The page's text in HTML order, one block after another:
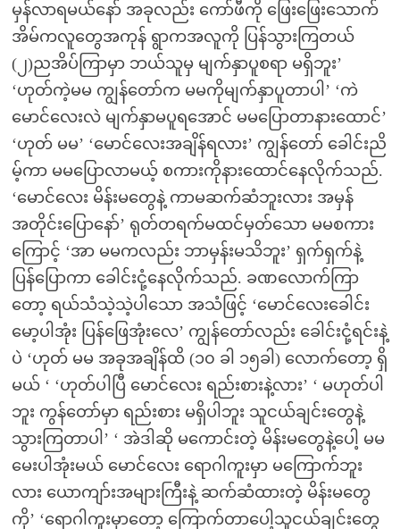
မှန်လာရမယ်နော် အခုလည်း ကော်ဖီကို ဖြေးဖြေးသောက်
အိမ်ကလူတွေအကုန် ရွာကအလူကို ပြန်သွားကြတယ်
(၂)ညအိပ်ကြာမှာ ဘယ်သူမှ မျက်နှာပူစရာ မရှိဘူး’
‘ဟုတ်ကဲ့မမ ကျွန်တော်က မမကိုမျက်နှာပူတာပါ’ ‘ကဲ
မောင်လေးလဲ မျက်နှာမပူရအောင် မမပြောတာနားထောင်’
‘ဟုတ် မမ’ ‘မောင်လေးအချိန်ရလား’ ကျွန်တော် ခေါင်းညိ
မ့်ကာ မမပြောလာမယ့် စကားကိုနားထောင်နေလိုက်သည်.
‘မောင်လေး မိန်းမတွေနဲ့ ကာမဆက်ဆံဘူးလား အမှန်
အတိုင်းပြောနော်’ ရုတ်တရက်မထင်မှတ်သော မမစကား
ကြောင့် ‘အာ မမကလည်း ဘာမှန်းမသိဘူး’ ရှက်ရှက်နဲ့
ပြန်ပြောကာ ခေါင်းငုံ့နေလိုက်သည်. ခဏလောက်ကြာ
တော့ ရယ်သံသဲ့သဲ့ပါသော အသံဖြင့် ‘မောင်လေးခေါင်း
မော့ပါအုံး ပြန်ဖြေအုံးလေ’ ကျွန်တော်လည်း ခေါင်းငုံ့ရင်းနဲ့
ပဲ ‘ဟုတ် မမ အခုအချိန်ထိ (၁၀ ခါ ၁၅ခါ) လောက်တော့ ရှိ
မယ် ‘ ‘ဟုတ်ပါပြီ မောင်လေး ရည်းစားနဲ့လား’ ‘ မဟုတ်ပါ
ဘူး ကွန်တော်မှာ ရည်းစား မရှိပါဘူး သူငယ်ချင်းတွေနဲ့
သွားကြတာပါ’ ‘ အဲဒါဆို မကောင်းတဲ့ မိန်းမတွေနဲ့ပေါ့ မမ
မေးပါအုံးမယ် မောင်လေး ရောဂါကူးမှာ မကြောက်ဘူး
လား ယောကျာ်းအများကြီးနဲ့ ဆက်ဆံထားတဲ့ မိန်းမတွေ
ကို’ ‘ရောဂါကူးမှာတော့ ကြောက်တာပေါ့သူငယ်ချင်းတွေ